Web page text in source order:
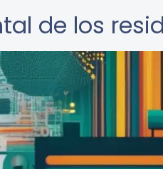
de los